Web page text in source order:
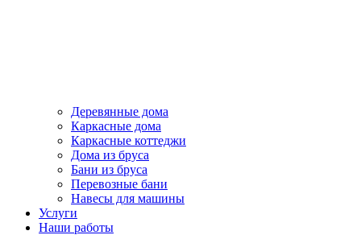
Деревянные дома
Каркасные дома
Каркасные коттеджи
Дома из бруса
Бани из бруса
Перевозные бани
Навесы для машины
Услуги
Наши работы